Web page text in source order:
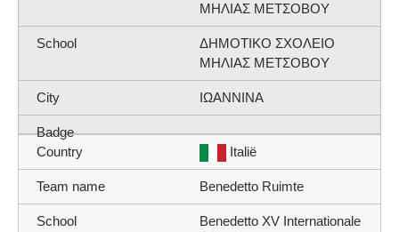
ΜΗΛΙΑΣ ΜΕΤΣΟΒΟΥ
ΔΗΜΟΤΙΚΟ ΣΧΟΛΕΙΟ
ΜΗΛΙΑΣ ΜΕΤΣΟΒΟΥ
ΙΩΑΝΝΙΝΑ
Italië
Benedetto Ruimte
Benedetto XV Internationale